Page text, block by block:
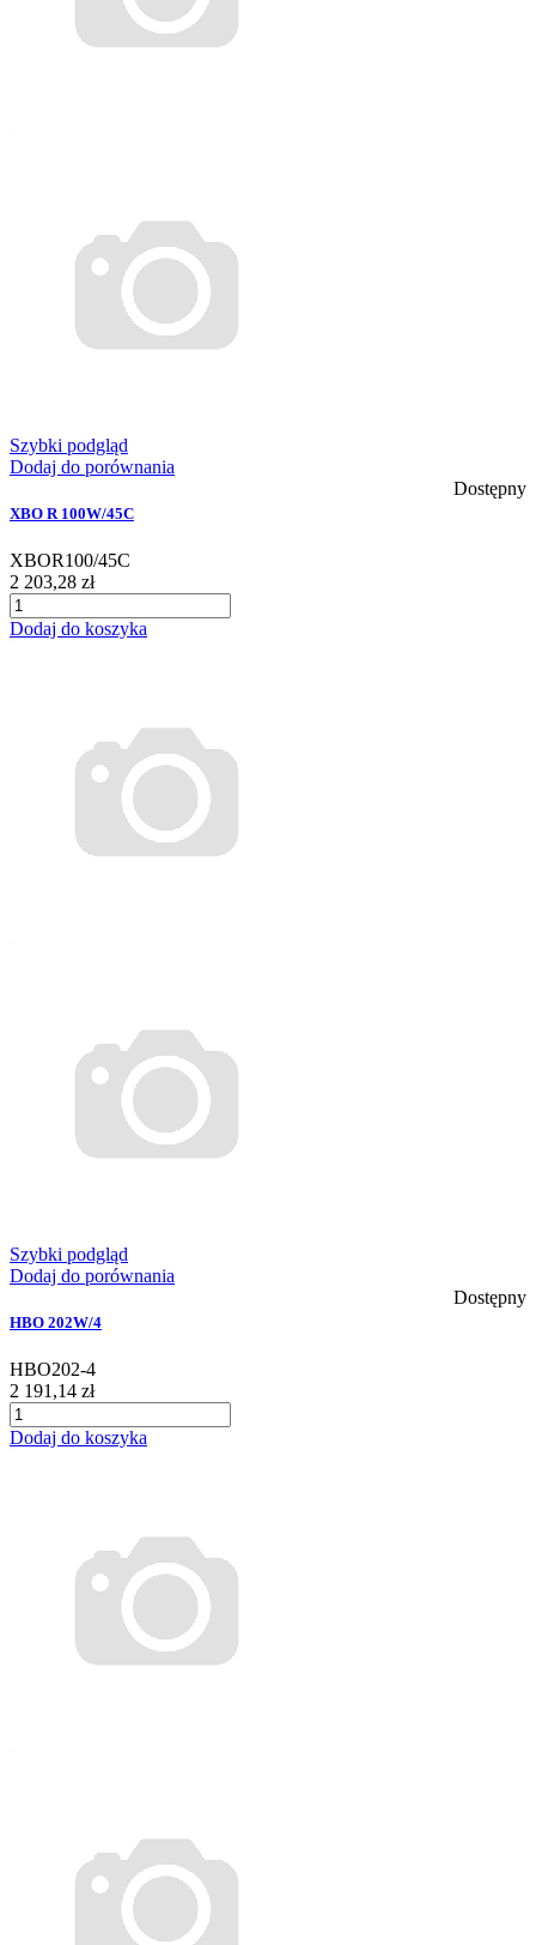
Szybki podgląd
Dodaj do porównania
Dostępny
XBO R 100W/45C
XBOR100/45C
2 203,28 zł
Dodaj do koszyka
Szybki podgląd
Dodaj do porównania
Dostępny
HBO 202W/4
HBO202-4
2 191,14 zł
Dodaj do koszyka